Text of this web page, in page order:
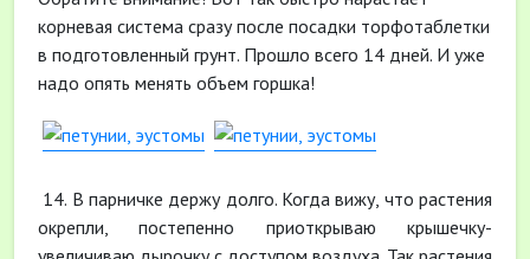
корневая система сразу после посадки торфотаблетки
в подготовленный грунт. Прошло всего 14 дней. И уже
надо опять менять объем горшка!
14. В парничке держу долго. Когда вижу, что растения
окрепли, постепенно приоткрываю крышечку-